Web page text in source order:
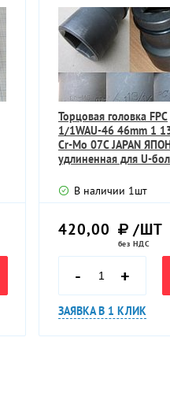
Торцовая головка FPC
1/1WAU-46 46mm 1
Cr-Mo 07C JAPAN
удлиненная для U-
В наличии 1шт
420,00 /ШТ
без НДС
- +
ЗАЯВКА В 1 КЛИК